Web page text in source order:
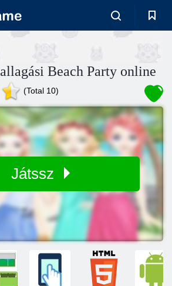
Beach Party online
(Total 10)
Játssz